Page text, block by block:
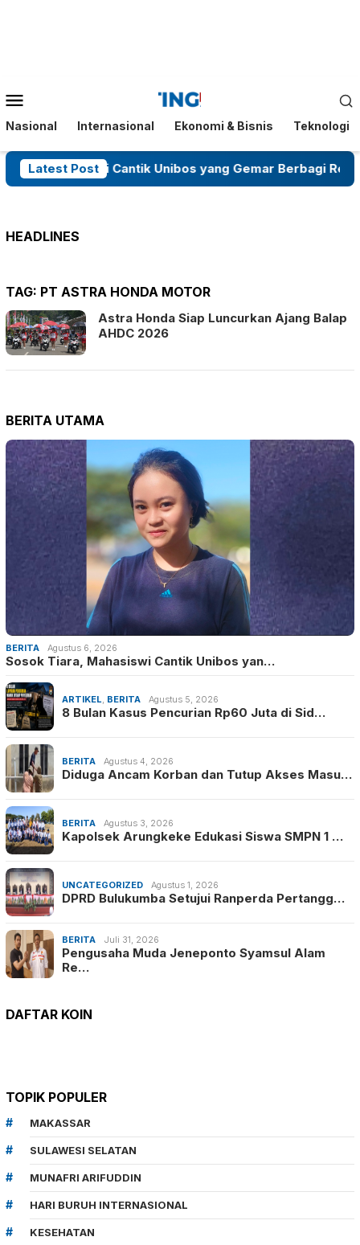
Mobile
Nasional Internasional Ekonomi & Bisnis Teknologi
Latest Post
Mahasiswi Cantik Unibos yang Gemar Berbagi Rezeki
HEADLINES
TAG: PT ASTRA HONDA MOTOR
Astra Honda Siap Luncurkan Ajang Balap
AHDC 2026
BERITA UTAMA
BERITA Agustus 6, 2026
Sosok Tiara, Mahasiswi Cantik Unibos yan…
ARTIKEL, BERITA Agustus 5, 2026
8 Bulan Kasus Pencurian Rp60 Juta di Sid…
BERITA Agustus 4, 2026
Diduga Ancam Korban dan Tutup Akses Masu…
BERITA Agustus 3, 2026
Kapolsek Arungkeke Edukasi Siswa SMPN 1 …
UNCATEGORIZED Agustus 1, 2026
DPRD Bulukumba Setujui Ranperda Pertangg…
BERITA Juli 31, 2026
Pengusaha Muda Jeneponto Syamsul Alam
Re…
DAFTAR KOIN
TOPIK POPULER
MAKASSAR
SULAWESI SELATAN
MUNAFRI ARIFUDDIN
HARI BURUH INTERNASIONAL
KESEHATAN